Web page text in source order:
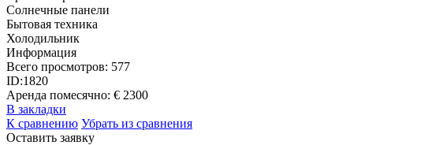
Солнечные панели
Бытовая техника
Холодильник
Информация
Всего просмотров: 577
ID:1820
Аренда помесячно: € 2300
В закладки
К сравнению Убрать из сравнения
Оставить заявку